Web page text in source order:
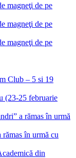
magneţi de pe
magneţi de pe
magneţi de pe
Club – 5 si 19
(23-25 februarie
a rămas în urmă
în urmă cu
din